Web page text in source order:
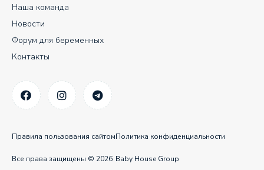
Правила пользования сайтомПолитика конфиденциальности
Все права защищены © 2026 Baby House Group
Наша команда
Новости
Форум для беременных
Контакты